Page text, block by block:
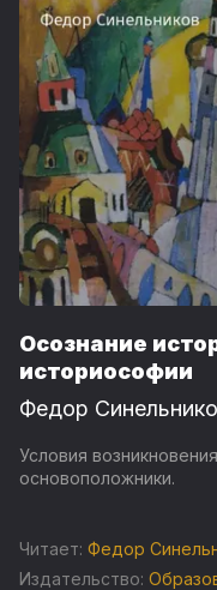
Осознание
историософии
Федор
Условия
основоположники.
Читает: Федор
Издательство: